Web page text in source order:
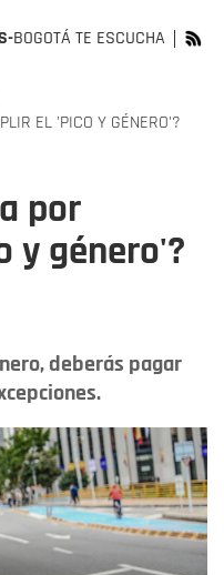
BOGOTÁ TE ESCUCHA
EL 'PICO Y GÉNERO'?
por
y género'?
deberás pagar